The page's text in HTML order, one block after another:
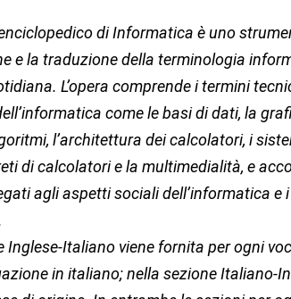
di Informatica è uno
e la traduzione della terminologia
L’opera comprende i termini
come le basi di dati, la
l’architettura dei calcolatori, i
di calcolatori e la multimedialità, e
agli aspetti sociali dell’informatica e
Inglese-Italiano viene fornita per ogni
in italiano; nella sezione Italiano-